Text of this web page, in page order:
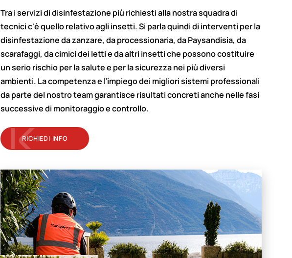
Tra i servizi di disinfestazione più richiesti alla nostra squadra di
tecnici c'è quello relativo agli insetti. Si parla quindi di interventi per la
disinfestazione da zanzare, da processionaria, da Paysandisia, da
scarafaggi, da cimici dei letti e da altri insetti che possono costituire
un serio rischio per la salute e per la sicurezza nei più diversi
ambienti. La competenza e l’impiego dei migliori sistemi professionali
da parte del nostro team garantisce risultati concreti anche nelle fasi
successive di monitoraggio e controllo.
RICHIEDI INFO